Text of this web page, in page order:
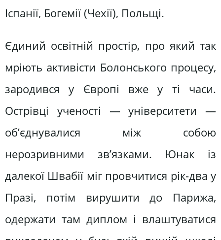
Іспанії, Богемії (Чехії), Польщі.
Єдиний освітній простір, про який так
мріють активісти Болонського процесу,
зародився у Європі вже у ті часи.
Острівці ученості — університети —
об’єднувалися між собою
нерозривними зв’язками. Юнак із
далекої Швабії міг провчитися рік-два у
Празі, потім вирушити до Парижа,
одержати там диплом і влаштуватися